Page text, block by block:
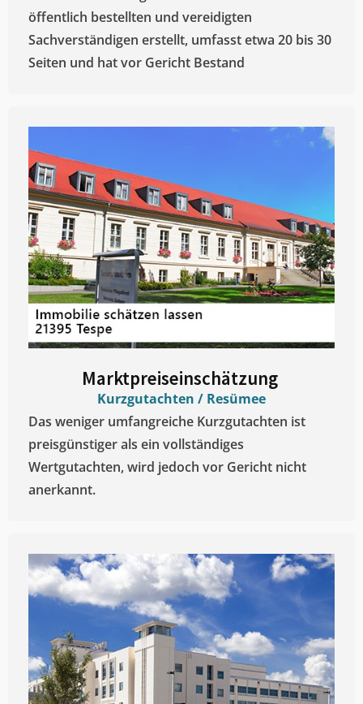
öffentlich bestellten und vereidigten
Sachverständigen erstellt, umfasst etwa 20 bis 30
Seiten und hat vor Gericht Bestand
Marktpreiseinschätzung ​
Kurzgutachten / Resümee
Das weniger umfangreiche Kurzgutachten ist
preisgünstiger als ein vollständiges
Wertgutachten, wird jedoch vor Gericht nicht
anerkannt.